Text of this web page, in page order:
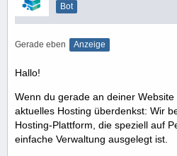
Bot
Gerade eben Anzeige
Hallo!
Wenn du gerade an deiner
aktuelles Hosting überdenkst: Wir
Hosting-Plattform, die speziell auf
einfache Verwaltung ausgelegt ist.